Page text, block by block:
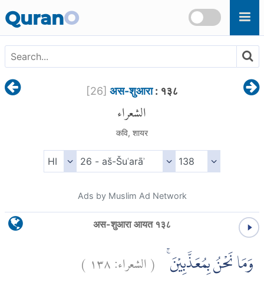
QuranO
[26] अस-शुआरा: १३८
الشعراء
कवि, शायर
Ads by Muslim Ad Network
अस-शुआरा आयत १३८
وَمَا نَحْنُ بِمُعَذَّبِيْنَ ۚ (الشعراء:١٣٨ )